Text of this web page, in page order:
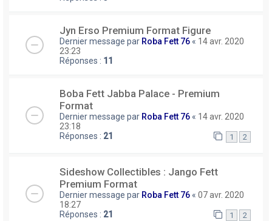
Jyn Erso Premium Format Figure
Dernier message par Roba Fett 76 « 14 avr. 2020
23:23
Réponses : 11
Boba Fett Jabba Palace - Premium
Format
Dernier message par Roba Fett 76 « 14 avr. 2020
23:18
Réponses : 21 1 2
Sideshow Collectibles : Jango Fett
Premium Format
Dernier message par Roba Fett 76 « 07 avr. 2020
18:27
Réponses : 21 1 2